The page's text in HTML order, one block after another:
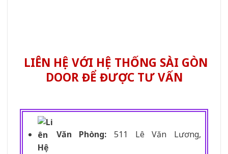
LIÊN HỆ VỚI HỆ THỐNG SÀI GÒN
DOOR ĐỂ ĐƯỢC TƯ VẤN
Văn Phòng: 511 Lê Văn Lương,